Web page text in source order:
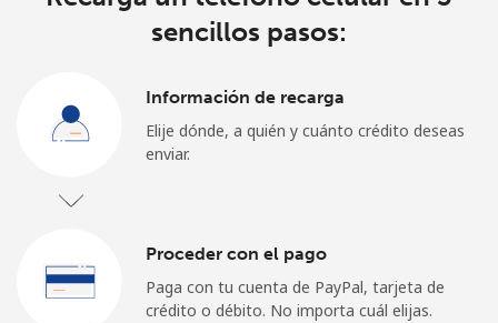
sencillos pasos:
Información de recarga
Elije dónde, a quién y cuánto crédito deseas
enviar.
Proceder con el pago
Paga con tu cuenta de PayPal, tarjeta de
crédito o débito. No importa cuál elijas.